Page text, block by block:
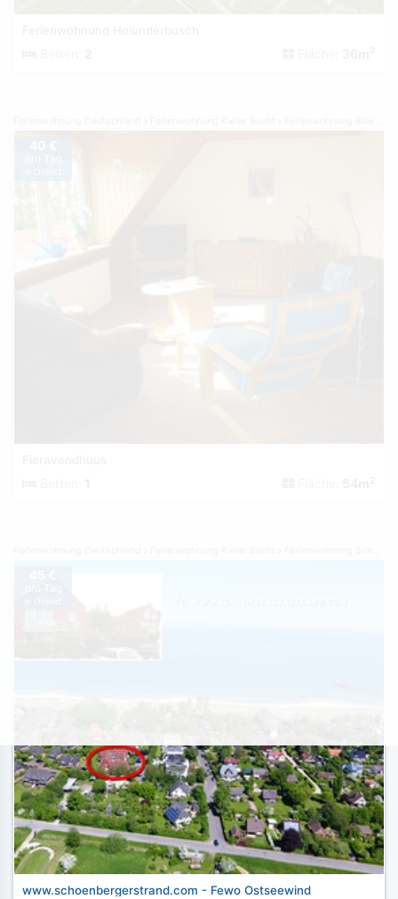
www.schoenbergerstrand.com - Fewo Ostseewind